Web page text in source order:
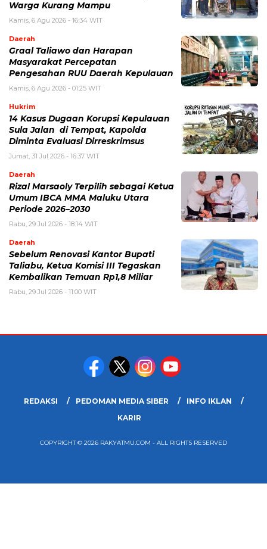
Warga Kurang Mampu
Kamis, 6 Agu 2026 - 16:34 WIT
Daerah
Graal Taliawo dan Harapan
Masyarakat Percepatan
Pengesahan RUU Daerah Kepulauan
Kamis, 6 Agu 2026 - 01:25 WIT
Hukrim
14 Kasus Dugaan Korupsi Kepulauan
Sula Jalan di Tempat, Kapolda
Diminta Evaluasi Dirreskrimsus
Jumat, 31 Jul 2026 - 16:37 WIT
Daerah
Rizal Marsaoly Terpilih sebagai Ketua
Umum IBCA MMA Maluku Utara
Periode 2026–2030
Rabu, 29 Jul 2026 - 18:14 WIT
Daerah
Sebelum Renovasi Kantor Bupati
Taliabu, Ketua Komisi III Tegaskan
Kembalikan Temuan Rp1,8 Miliar
Rabu, 29 Jul 2026 - 11:00 WIT
REDAKSI PEDOMAN MEDIA SIBER
INFO IKLAN
KARIR
COPYRIGHT © 2026 RAKYATMU.COM - ALL RIGHTS RESERVED